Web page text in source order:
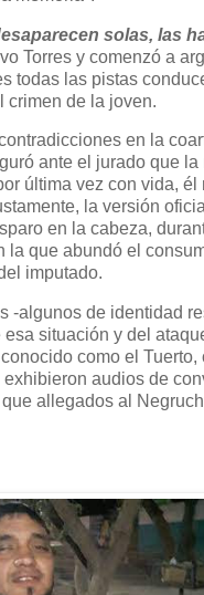
solas, las
Torres y comenzó a
todas las pistas
crimen de la joven.
en la
ante el jurado que la
última vez con vida, él
la versión
en la cabeza,
la que abundó el
imputado.
-algunos de identidad
situación y del
como el Tuerto,
exhibieron audios de
allegados al